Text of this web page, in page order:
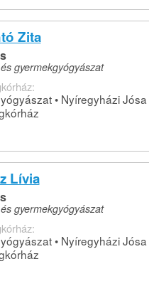
Zita
gyermekgyógyászat
• Nyíregyházi Jósa
Lívia
gyermekgyógyászat
• Nyíregyházi Jósa